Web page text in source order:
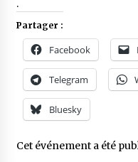
.
Partager :
Facebook
Telegram
Bluesky
Cet événement a été